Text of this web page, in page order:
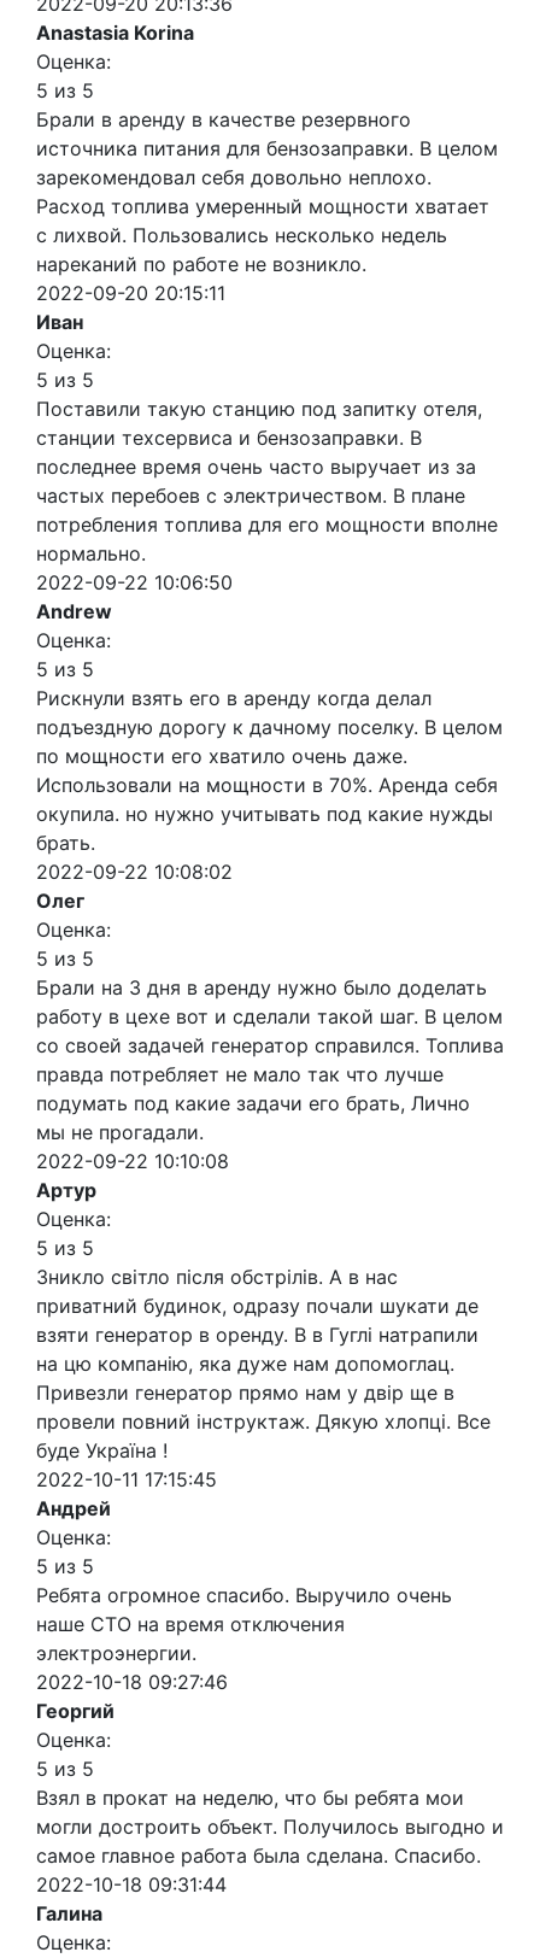
Anastasia Korina
Оценка:
5 из 5
Брали в аренду в качестве резервного
источника питания для бензозаправки. В целом
зарекомендовал себя довольно неплохо.
Расход топлива умеренный мощности хватает
с лихвой. Пользовались несколько недель
нареканий по работе не возникло.
2022-09-20 20:15:11
Иван
Оценка:
5 из 5
Поставили такую станцию под запитку отеля,
станции техсервиса и бензозаправки. В
последнее время очень часто выручает из за
частых перебоев с электричеством. В плане
потребления топлива для его мощности вполне
нормально.
2022-09-22 10:06:50
Andrew
Оценка:
5 из 5
Рискнули взять его в аренду когда делал
подъездную дорогу к дачному поселку. В целом
по мощности его хватило очень даже.
Использовали на мощности в 70%. Аренда себя
окупила. но нужно учитывать под какие нужды
брать.
2022-09-22 10:08:02
Олег
Оценка:
5 из 5
Брали на 3 дня в аренду нужно было доделать
работу в цехе вот и сделали такой шаг. В целом
со своей задачей генератор справился. Топлива
правда потребляет не мало так что лучше
подумать под какие задачи его брать, Лично
мы не прогадали.
2022-09-22 10:10:08
Артур
Оценка:
5 из 5
Зникло світло після обстрілів. А в нас
приватний будинок, одразу почали шукати де
взяти генератор в оренду. В в Гуглі натрапили
на цю компанію, яка дуже нам допомоглац.
Привезли генератор прямо нам у двір ще в
провели повний інструктаж. Дякую хлопці. Все
буде Україна !
2022-10-11 17:15:45
Андрей
Оценка:
5 из 5
Ребята огромное спасибо. Выручило очень
наше СТО на время отключения
электроэнергии.
2022-10-18 09:27:46
Георгий
Оценка:
5 из 5
Взял в прокат на неделю, что бы ребята мои
могли достроить объект. Получилось выгодно и
самое главное работа была сделана. Спасибо.
2022-10-18 09:31:44
Галина
Оценка: